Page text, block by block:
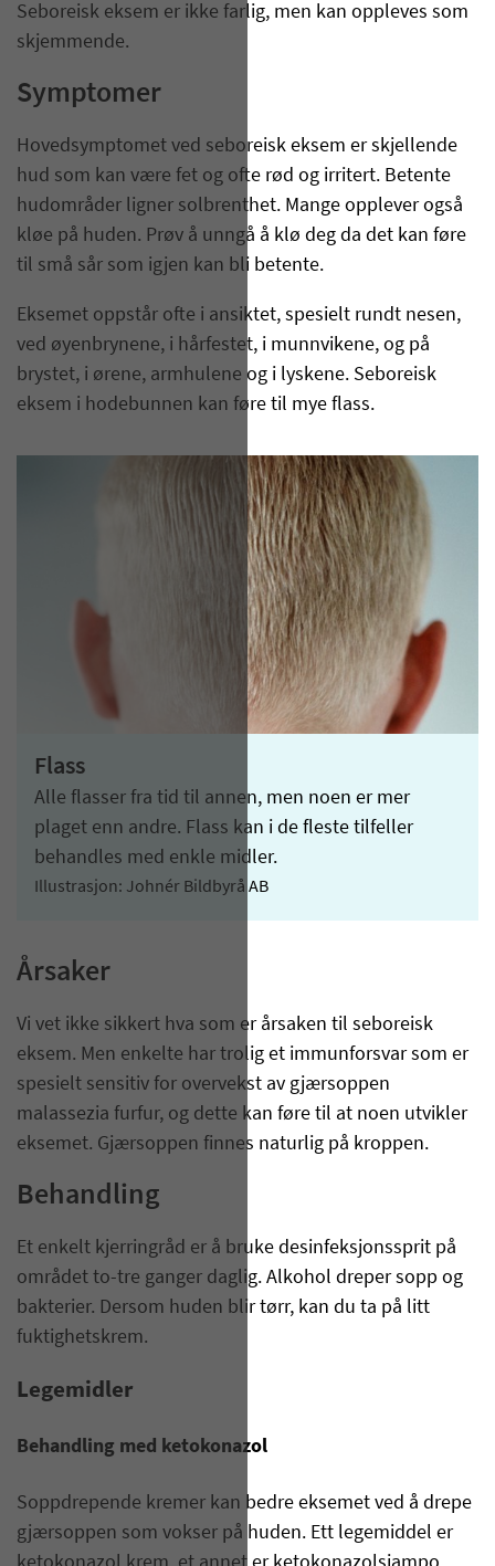
Seboreisk eksem er ikke farlig, men kan oppleves som
skjemmende.
Symptomer
Hovedsymptomet ved seboreisk eksem er skjellende
hud som kan være fet og ofte rød og irritert. Betente
hudområder ligner solbrenthet. Mange opplever også
kløe på huden. Prøv å unngå å klø deg da det kan føre
til små sår som igjen kan bli betente.
Eksemet oppstår ofte i ansiktet, spesielt rundt nesen,
ved øyenbrynene, i hårfestet, i munnvikene, og på
brystet, i ørene, armhulene og i lyskene. Seboreisk
eksem i hodebunnen kan føre til mye flass.
Flass
Alle flasser fra tid til annen, men noen er mer
plaget enn andre. Flass kan i de fleste tilfeller
behandles med enkle midler.
Illustrasjon: Johnér Bildbyrå AB
Årsaker
Vi vet ikke sikkert hva som er årsaken til seboreisk
eksem. Men enkelte har trolig et immunforsvar som er
spesielt sensitiv for overvekst av gjærsoppen
malassezia furfur, og dette kan føre til at noen utvikler
eksemet. Gjærsoppen finnes naturlig på kroppen.
Behandling
Et enkelt kjerringråd er å bruke desinfeksjonssprit på
området to-tre ganger daglig. Alkohol dreper sopp og
bakterier. Dersom huden blir tørr, kan du ta på litt
fuktighetskrem.
Legemidler
Behandling med ketokonazol
Soppdrepende kremer kan bedre eksemet ved å drepe
gjærsoppen som vokser på huden. Ett legemiddel er